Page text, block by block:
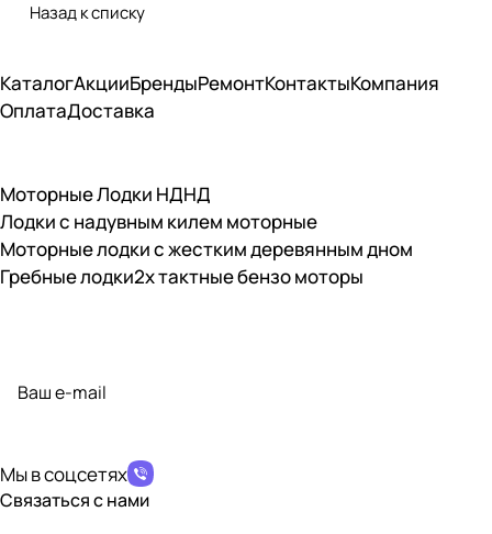
Назад к списку
КаталогАкцииБрендыРемонтКонтактыКомпания
ОплатаДоставка
Моторные Лодки НДНД
Лодки с надувным килем моторные
Моторные лодки с жестким деревянным дном
Гребные лодки2х тактные бензо моторы
Мы в соцсетях
Связаться с нами